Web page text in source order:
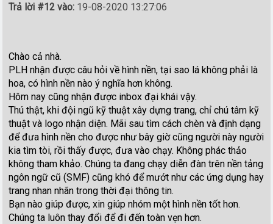
Trả lời #12 vào: 19-08-2020 13:27:06
Chào cả nhà.
PLH nhận được câu hỏi về hình nền, tại sao lá không phải là
hoa, có hình nền nào ý nghĩa hơn không.
Hôm nay cũng nhận được inbox đại khái vậy.
Thú thật, khi đội ngũ kỹ thuật xây dựng trang, chỉ chú tâm kỹ
thuật và logo nhận diện. Mãi sau tìm cách chèn và định dạng
để đưa hình nền cho được như bây giờ cũng người này người
kia tìm tòi, rồi thấy được, đưa vào chạy. Không phác thảo
không tham khảo. Chúng ta đang chạy diễn đàn trên nền tảng
ngôn ngữ cũ (SMF) cũng khó để mướt như các ứng dụng hay
trang nhan nhãn trong thời đại thông tin.
Bạn nào giúp được, xin giúp nhóm một hình nền tốt hơn.
Chúng ta luôn thay đổi để đi đến toàn vẹn hơn.